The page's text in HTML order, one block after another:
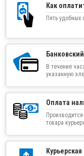
Как
Пять
В течение
указанную
Оплата
товара